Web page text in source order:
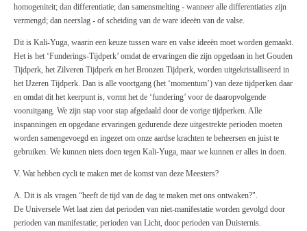
homogeniteit; dan differentiatie; dan samensmelting - wanneer alle differentiaties zijn
vermengd; dan neerslag - of scheiding van de ware ideeën van de valse.
Dit is Kali-Yuga, waarin een keuze tussen ware en valse ideeën moet worden gemaakt.
Het is het ‘Funderings-Tijdperk’ omdat de ervaringen die zijn opgedaan in het Gouden
Tijdperk, het Zilveren Tijdperk en het Bronzen Tijdperk, worden uitgekristalliseerd in
het IJzeren Tijdperk. Dan is alle voortgang (het ‘momentum’) van deze tijdperken daar
en omdat dit het keerpunt is, vormt het de ‘fundering’ voor de daaropvolgende
vooruitgang. We zijn stap voor stap afgedaald door de vorige tijdperken. Alle
inspanningen en opgedane ervaringen gedurende deze uitgestrekte perioden moeten
worden samengevoegd en ingezet om onze aardse krachten te beheersen en juist te
gebruiken. We kunnen niets doen tegen Kali-Yuga, maar we kunnen er alles in doen.
V. Wat hebben cycli te maken met de komst van deze Meesters?
A. Dit is als vragen “heeft de tijd van de dag te maken met ons ontwaken?".
De Universele Wet laat zien dat perioden van niet-manifestatie worden gevolgd door
perioden van manifestatie; perioden van Licht, door perioden van Duisternis.